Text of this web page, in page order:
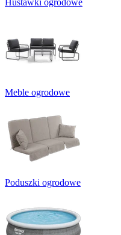
Huśtawki ogrodowe
Meble ogrodowe
Poduszki ogrodowe